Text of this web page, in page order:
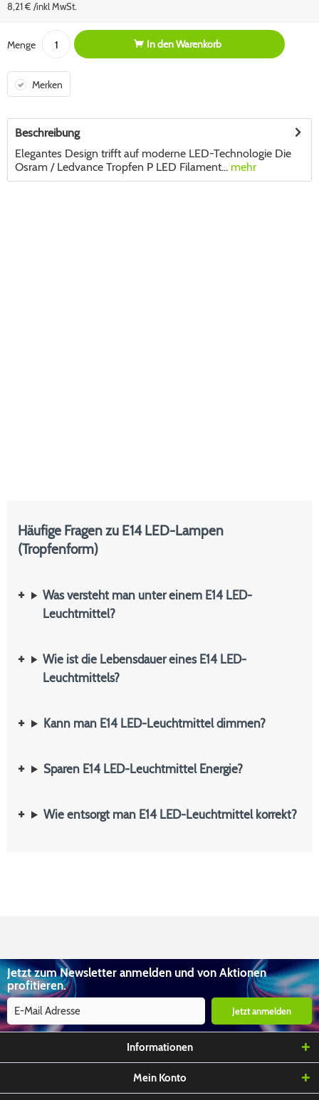
8,21 € /inkl MwSt.
Menge In denWarenkorb
Merken
Beschreibung
Elegantes Design trifft auf moderne LED-Technologie Die
Osram / Ledvance Tropfen P LED Filament... mehr
Häufige Fragen zu E14 LED-Lampen
(Tropfenform)
Was versteht man unter einem E14 LED-
Leuchtmittel?
Wie ist die Lebensdauer eines E14 LED-
Leuchtmittels?
Kann man E14 LED-Leuchtmittel dimmen?
Sparen E14 LED-Leuchtmittel Energie?
Wie entsorgt man E14 LED-Leuchtmittel korrekt?
Jetzt zum Newsletter anmelden und von Aktionen
profitieren.
Jetzt anmelden
Informationen
Mein Konto